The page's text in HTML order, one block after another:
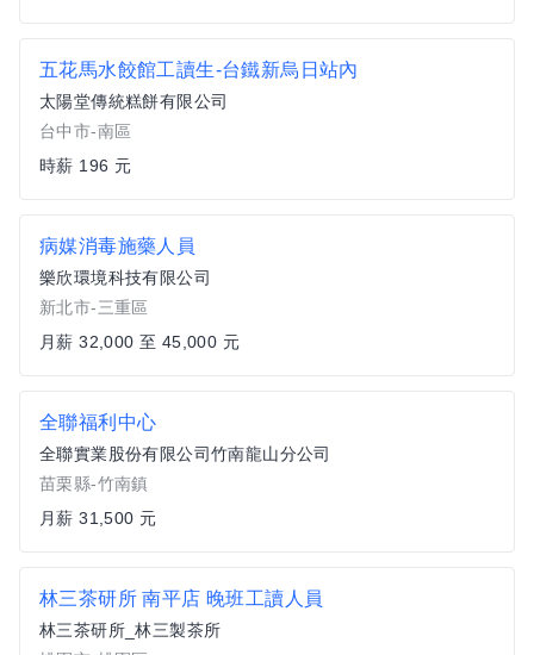
五花馬水餃館工讀生-台鐵新烏日站內
太陽堂傳統糕餅有限公司
台中市-南區
時薪 196 元
病媒消毒施藥人員
樂欣環境科技有限公司
新北市-三重區
月薪 32,000 至 45,000 元
全聯福利中心
全聯實業股份有限公司竹南龍山分公司
苗栗縣-竹南鎮
月薪 31,500 元
林三茶研所 南平店 晚班工讀人員
林三茶研所_林三製茶所